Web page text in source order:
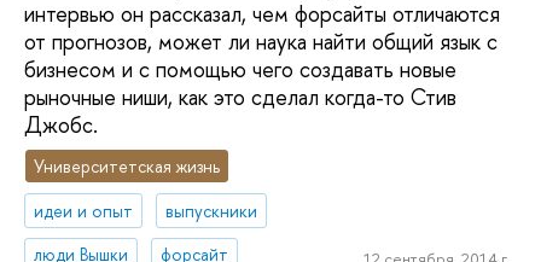
интервью он рассказал, чем форсайты отличаются
от прогнозов, может ли наука найти общий язык с
бизнесом и с помощью чего создавать новые
рыночные ниши, как это сделал когда-то Стив
Джобс.
Университетская жизнь
идеи и опыт
выпускники
люди Вышки
форсайт